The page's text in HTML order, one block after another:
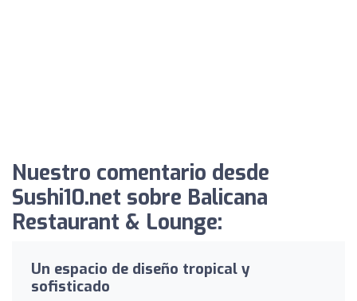
Nuestro comentario desde
Sushi10.net sobre Balicana
Restaurant & Lounge:
Un espacio de diseño tropical y
sofisticado